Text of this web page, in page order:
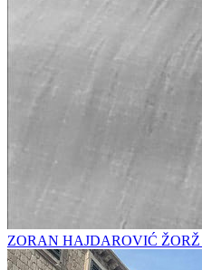
ZORAN HAJDAROVIĆ ŽORŽ